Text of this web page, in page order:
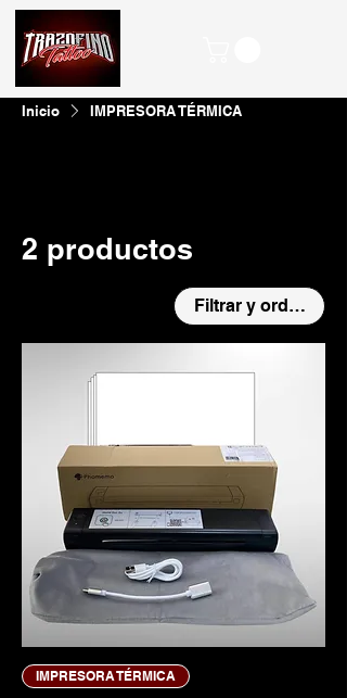
Inicio IMPRESORA TÉRMICA
2 productos
Filtrar y ordenar
IMPRESORA TÉRMICA